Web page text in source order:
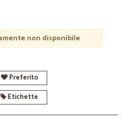
non disponibile
Preferito
Etichette